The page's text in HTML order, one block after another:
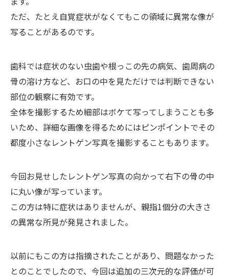
ただ、たとえ自覚症状がなくてもこの領域に異常な像が
写ることがあるのです。
歯科では症状のない虫歯や根っこの先の病気、歯周病の
骨の溶け方など、お口の中を見ただけでは判断できない
部位の観察に有効です。
全体を撮影するため細部はボケて写ってしまうことも多
いため、詳細な画像を得るためにはピンポイントでその
都度小さなレントゲン写真を撮影することもあります。
今回お見せしたレントゲン写真の向かって右下の骨の中
に丸い像が写っています。
この方は特に症状はありませんが、親指1個分の大きさ
の異常な所見が発見されました。
以前にもこの方は指摘されたことがあり、問題なかった
とのことでしたので、今回は追加の三次元的な評価が可